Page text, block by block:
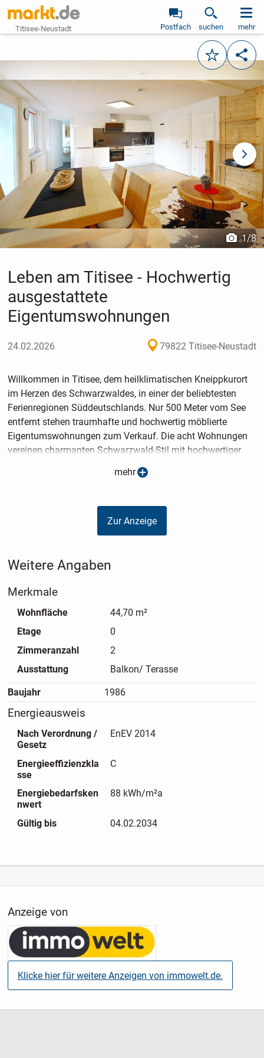
Titisee-Neustadt Postfach suchen mehr
Merken
vorheriges Bild
1/8
Leben am Titisee - Hochwertig
ausgestattete
Eigentumswohnungen
24.02.2026 79822 Titisee-Neustadt
Willkommen in Titisee, dem heilklimatischen Kneippkurort
im Herzen des Schwarzwaldes, in einer der beliebtesten
Ferienregionen Süddeutschlands. Nur 500 Meter vom See
entfernt stehen traumhafte und hochwertig möblierte
Eigentumswohnungen zum Verkauf. Die acht Wohnungen
vereinen charmanten Schwarzwald-Stil mit hochwertiger
Badenmetropole Freiburg mit dem Zug in weniger als 40
Minuten erreichbar - ideal für Ausflüge, Einkäufe oder
mehr
Zur Anzeige
Weitere Angaben
Merkmale
Wohnfläche
44,70 m²
Etage
0
Zimmeranzahl
2
Ausstattung
Balkon/ Terasse
Baujahr 1986
Energieausweis
Nach Verordnung /
Gesetz
EnEV 2014
Energieeffizienzkla
sse
C
Energiebedarfsken
nwert
88 kWh/m²a
Gültig bis 04.02.2034
Anzeige von
Klicke hier für weitere Anzeigen von immowelt.de.